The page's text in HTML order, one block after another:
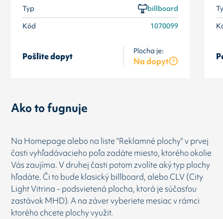
Typ
billboard
Kód
1070099
Pošlite dopyt
Plocha je:
Na dopyt
Ako to fugnuje
Na Homepage alebo na liste "Reklamné plochy" v prvej
časti vyhľadávacieho poľa zadáte miesto, ktorého okolie
Vás zaujíma. V druhej časti potom zvolíte aký typ plochy
hľadáte. Či to bude klasický billboard, alebo CLV (City
Light Vitrina - podsvietená plocha, ktorá je súčasťou
zastávok MHD). A na záver vyberiete mesiac v rámci
ktorého chcete plochy využit.